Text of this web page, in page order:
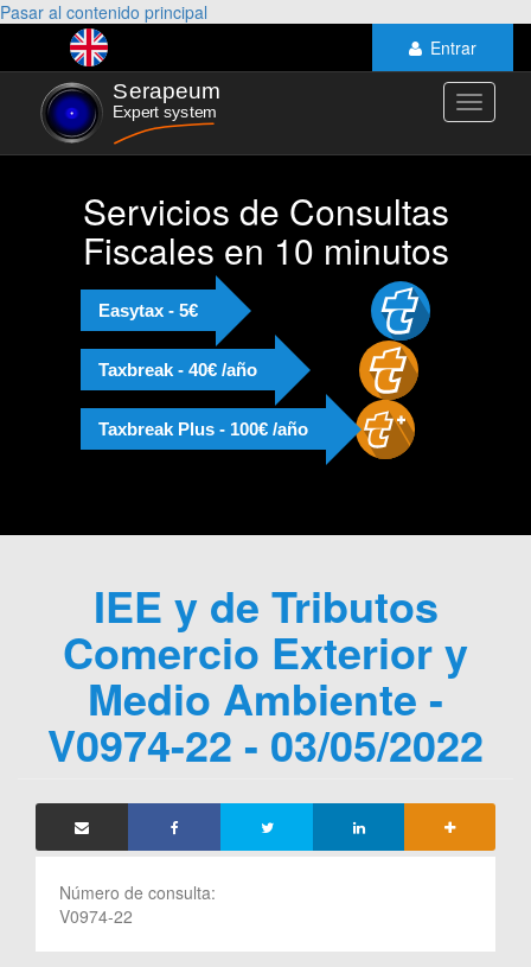
Pasar al contenido principal
Entrar
Toggle
Servicios de Consultas
Fiscales en 10 minutos
Easytax - 5€
Taxbreak - 40€ /año
Taxbreak Plus - 100€ /año
IEE y de Tributos
Comercio Exterior y
Medio Ambiente -
V0974-22 - 03/05/2022
Número de consulta:
V0974-22